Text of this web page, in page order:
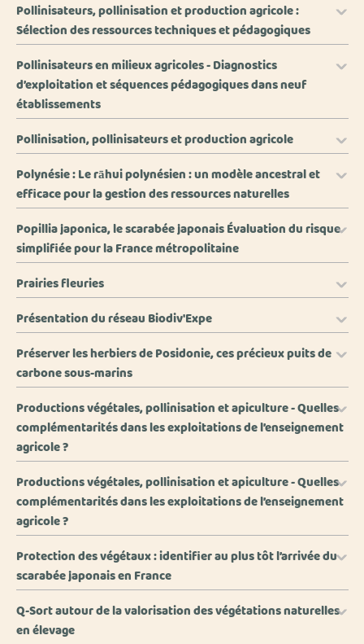
Pollinisateurs, pollinisation et production agricole :
Sélection des ressources techniques et pédagogiques
Pollinisateurs en milieux agricoles - Diagnostics
d’exploitation et séquences pédagogiques dans neuf
établissements
Pollinisation, pollinisateurs et production agricole
Polynésie : Le rāhui polynésien : un modèle ancestral et
efficace pour la gestion des ressources naturelles
Popillia japonica, le scarabée japonais Évaluation du risque
simplifiée pour la France métropolitaine
Prairies fleuries
Présentation du réseau Biodiv'Expe
Préserver les herbiers de Posidonie, ces précieux puits de
carbone sous-marins
Productions végétales, pollinisation et apiculture - Quelles
complémentarités dans les exploitations de l’enseignement
agricole ?
Productions végétales, pollinisation et apiculture - Quelles
complémentarités dans les exploitations de l’enseignement
agricole ?
Protection des végétaux : identifier au plus tôt l’arrivée du
scarabée japonais en France
Q-Sort autour de la valorisation des végétations naturelles
en élevage